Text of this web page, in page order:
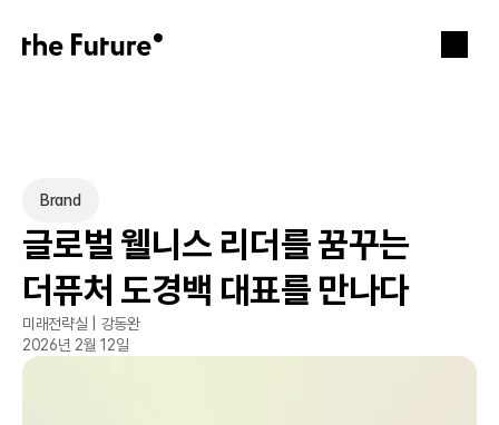
Brand
글로벌 웰니스 리더를 꿈꾸는
더퓨처 도경백 대표를 만나다
미래전략실 | 강동완
2026년 2월 12일